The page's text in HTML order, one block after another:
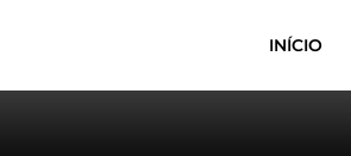
INÍCIO